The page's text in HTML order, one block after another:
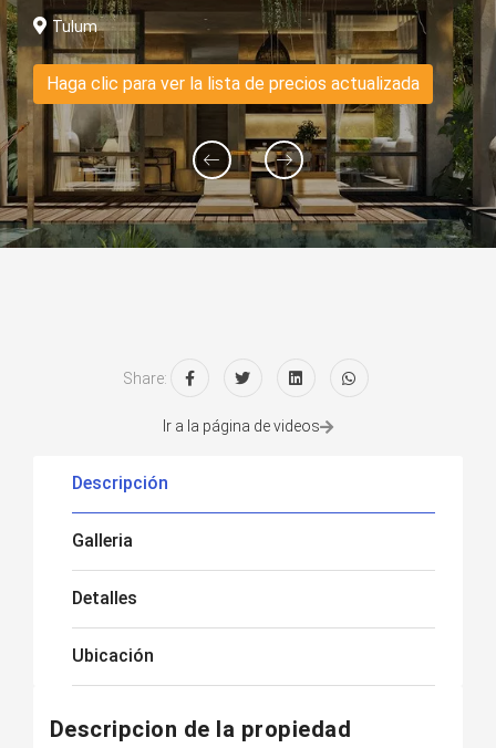
Tulum
Haga clic para ver la lista de precios actualizada
Share:
Ir a la página de videos
Descripción
Galleria
Detalles
Ubicación
Descripcion de la propiedad